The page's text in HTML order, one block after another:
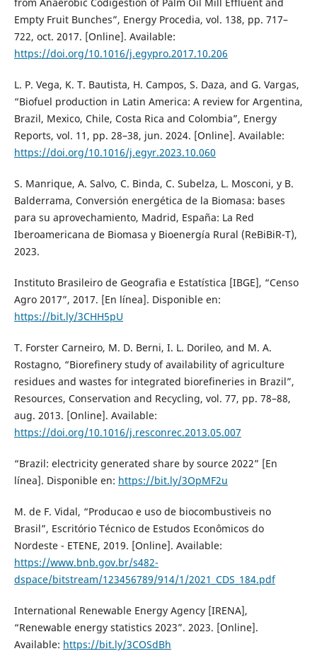
Empty Fruit Bunches”, Energy Procedia, vol. 138, pp. 717–
722, oct. 2017. [Online]. Available:
https://doi.org/10.1016/j.egypro.2017.10.206
L. P. Vega, K. T. Bautista, H. Campos, S. Daza, and G. Vargas,
“Biofuel production in Latin America: A review for Argentina,
Brazil, Mexico, Chile, Costa Rica and Colombia”, Energy
Reports, vol. 11, pp. 28–38, jun. 2024. [Online]. Available:
https://doi.org/10.1016/j.egyr.2023.10.060
S. Manrique, A. Salvo, C. Binda, C. Subelza, L. Mosconi, y B.
Balderrama, Conversión energética de la Biomasa: bases
para su aprovechamiento, Madrid, España: La Red
Iberoamericana de Biomasa y Bioenergía Rural (ReBiBiR-T),
2023.
Instituto Brasileiro de Geografia e Estatística [IBGE], “Censo
Agro 2017”, 2017. [En línea]. Disponible en:
https://bit.ly/3CHH5pU
T. Forster Carneiro, M. D. Berni, I. L. Dorileo, and M. A.
Rostagno, “Biorefinery study of availability of agriculture
residues and wastes for integrated biorefineries in Brazil”,
Resources, Conservation and Recycling, vol. 77, pp. 78–88,
aug. 2013. [Online]. Available:
https://doi.org/10.1016/j.resconrec.2013.05.007
“Brazil: electricity generated share by source 2022” [En
línea]. Disponible en: https://bit.ly/3OpMF2u
M. de F. Vidal, “Producao e uso de biocombustiveis no
Brasil”, Escritório Técnico de Estudos Econômicos do
Nordeste - ETENE, 2019. [Online]. Available:
https://www.bnb.gov.br/s482-
dspace/bitstream/123456789/914/1/2021_CDS_184.pdf
International Renewable Energy Agency [IRENA],
“Renewable energy statistics 2023”. 2023. [Online].
Available: https://bit.ly/3COSdBh